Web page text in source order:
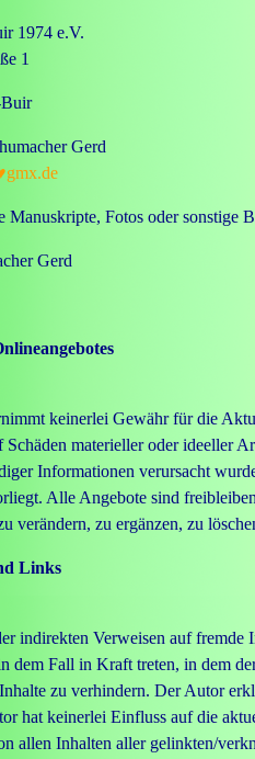
1974 e.V.
1
Gerd
Manuskripte, Fotos oder sonstige
Gerd
keinerlei Gewähr für die
Schäden materieller oder ideeller
Informationen verursacht
Alle Angebote sind
verändern, zu ergänzen, zu
Links
indirekten Verweisen auf fremde
dem Fall in Kraft treten, in dem
zu verhindern. Der Autor
hat keinerlei Einfluss auf die
allen Inhalten aller gelinkten/